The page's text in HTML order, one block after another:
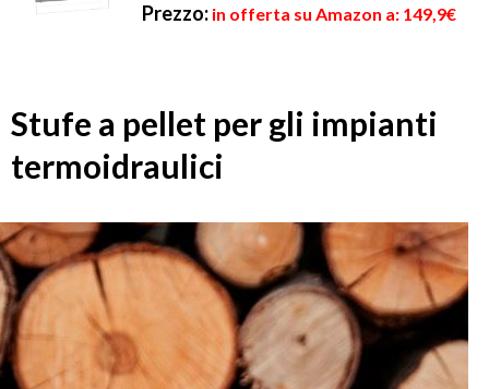
Prezzo: in offerta su Amazon a: 149,9€
Stufe a pellet per gli impianti
termoidraulici